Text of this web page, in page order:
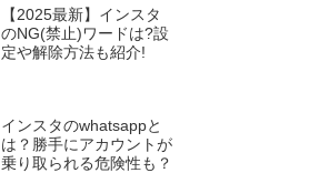
【2025最新】インスタ
のNG(禁止)ワードは?設
定や解除方法も紹介!
インスタのwhatsappと
は？勝手にアカウントが
乗り取られる危険性も？